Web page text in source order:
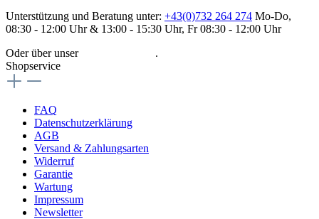
Unterstützung und Beratung unter: +43(0)732 264 274 Mo-Do,
08:30 - 12:00 Uhr & 13:00 - 15:30 Uhr, Fr 08:30 - 12:00 Uhr
Oder über unser
.
Shopservice
FAQ
Datenschutzerklärung
AGB
Versand & Zahlungsarten
Widerruf
Garantie
Wartung
Impressum
Newsletter